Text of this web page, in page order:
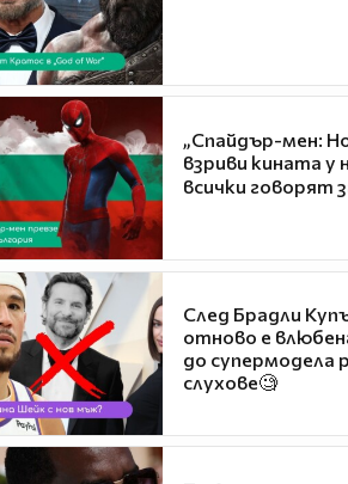
„Спайдър-мен:
взриви кината у
всички говорят
След Брадли
отново е
до супермодела
слухове🧐